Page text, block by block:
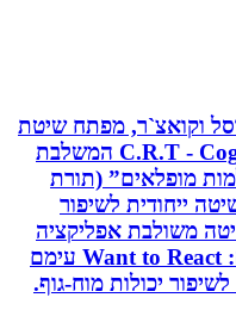
וקואצ`ר, מפתח שיטת
C.R.T - Cognitive Reaction Training המשלבת
מופלאים” (תורת
ייחודית לשיפור
משולבת אפליקציה
ייחודית וערכה ייעודיות בשם: Want to React עימם
יכולות מוח-גוף.